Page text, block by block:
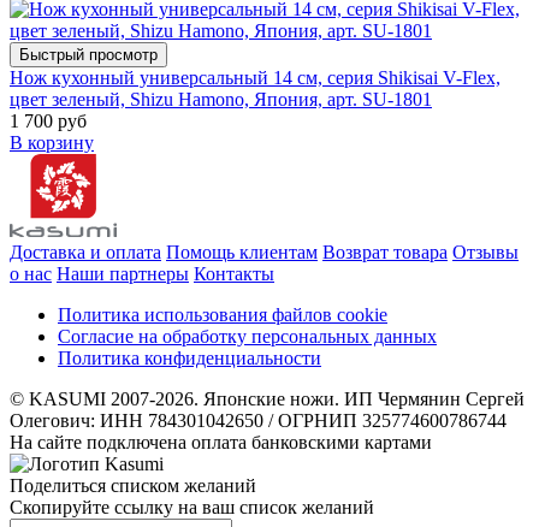
Быстрый просмотр
Нож кухонный универсальный 14 см, серия Shikisai V-Flex,
цвет зеленый, Shizu Hamono, Япония, арт. SU-1801
1 700 руб
В корзину
Доставка и оплата Помощь клиентам Возврат товара Отзывы
о нас Наши партнеры Контакты
Политика использования файлов cookie
Согласие на обработку персональных данных
Политика конфиденциальности
© KASUMI 2007-2026. Японские ножи. ИП Чермянин Сергей
Олегович: ИНН 784301042650 / ОГРНИП 325774600786744
На сайте подключена оплата банковскими картами
Поделиться списком желаний
Скопируйте ссылку на ваш список желаний